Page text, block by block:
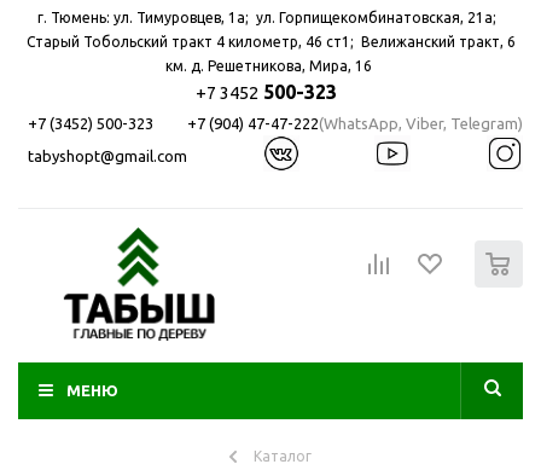
г. Тюмень: ул. Тимуровцев, 1а; ул. Горпищекомбинатовская, 21а; ​
Старый Тобольский тракт 4 километр, 46 ст1; Велижанский тракт, 6
км. д. Решетникова, Мира, 16
+7 3452 500-323
+7 (3452) 500-323 +7 (904) 47-47-222(WhatsApp, Viber, Telegram)
tabyshopt@gmail.com
МЕНЮ
Каталог